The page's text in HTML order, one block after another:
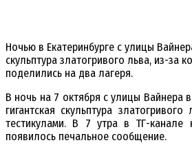
Ночью в Екатеринбурге с улицы
скульптура златогривого льва, из-за
поделились на два лагеря.
В ночь на 7 октября с улицы Вайнера
гигантская скульптура
тестикулами. В 7 утра в ТГ-канале
появилось печальное сообщение.